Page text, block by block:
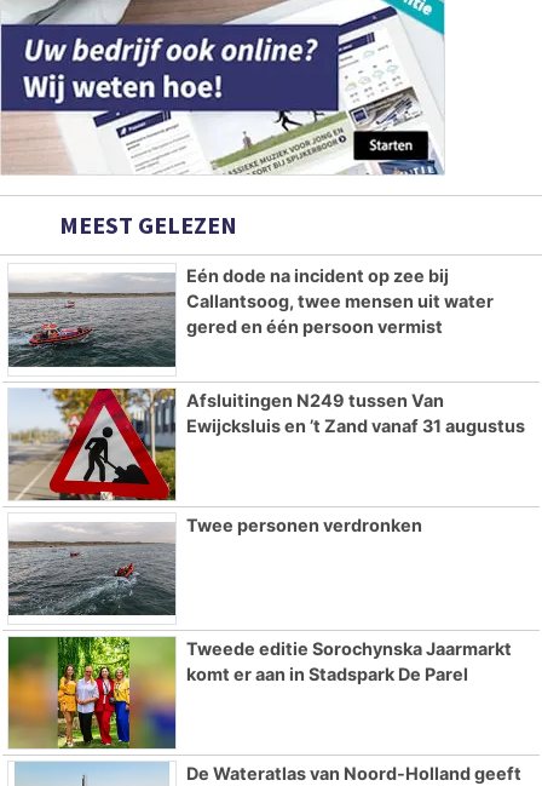
MEEST GELEZEN
Eén dode na incident op zee bij
Callantsoog, twee mensen uit water
gered en één persoon vermist
Afsluitingen N249 tussen Van
Ewijcksluis en ’t Zand vanaf 31 augustus
Twee personen verdronken
Tweede editie Sorochynska Jaarmarkt
komt er aan in Stadspark De Parel
De Wateratlas van Noord-Holland geeft